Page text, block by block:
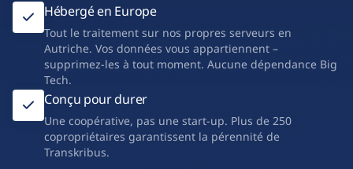
Hébergé en Europe
Tout le traitement sur nos propres serveurs en
Autriche. Vos données vous appartiennent –
supprimez-les à tout moment. Aucune dépendance Big
Tech.
Conçu pour durer
Une coopérative, pas une start-up. Plus de 250
copropriétaires garantissent la pérennité de
Transkribus.